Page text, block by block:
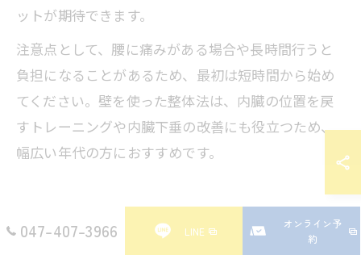
ットが期待できます。
注意点として、腰に痛みがある場合や長時間行うと
負担になることがあるため、最初は短時間から始め
てください。壁を使った整体法は、内臓の位置を戻
すトレーニングや内臓下垂の改善にも役立つため、
幅広い年代の方におすすめです。
内臓の位置を整える日常習慣で美
047-407-3966 LINE
オンライン予
約